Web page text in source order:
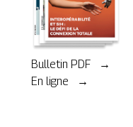
Bulletin PDF →
En ligne →